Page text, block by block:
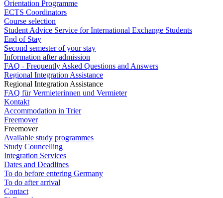
Orientation Programme
ECTS Coordinators
Course selection
Student Advice Service for International Exchange Students
End of Stay
Second semester of your stay
Information after admission
FAQ - Frequently Asked Questions and Answers
Regional Integration Assistance
Regional Integration Assistance
FAQ für Vermieterinnen und Vermieter
Kontakt
Accommodation in Trier
Freemover
Freemover
Available study programmes
Study Councelling
Integration Services
Dates and Deadlines
To do before entering Germany
To do after arrival
Contact